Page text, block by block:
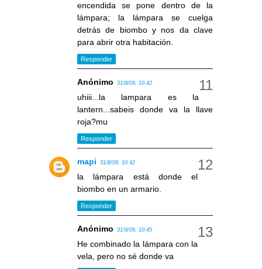
encendida se pone dentro de la
lámpara; la lámpara se cuelga
detrás de biombo y nos da clave
para abrir otra habitación.
Responder
Anónimo 31/8/09, 10:42
uhiii...la lampara es la
lantern...sabeis donde va la llave
roja?mu
Responder
mapi 31/8/09, 10:42
la lámpara está donde el
biombo en un armario.
Responder
Anónimo 31/8/09, 10:45
He combinado la lámpara con la
vela, pero no sé donde va